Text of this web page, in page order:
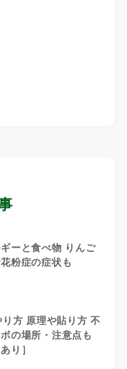
ーと食べ物 りんご
粉症の症状も
方 原理や貼り方 不
の場所・注意点も
り］